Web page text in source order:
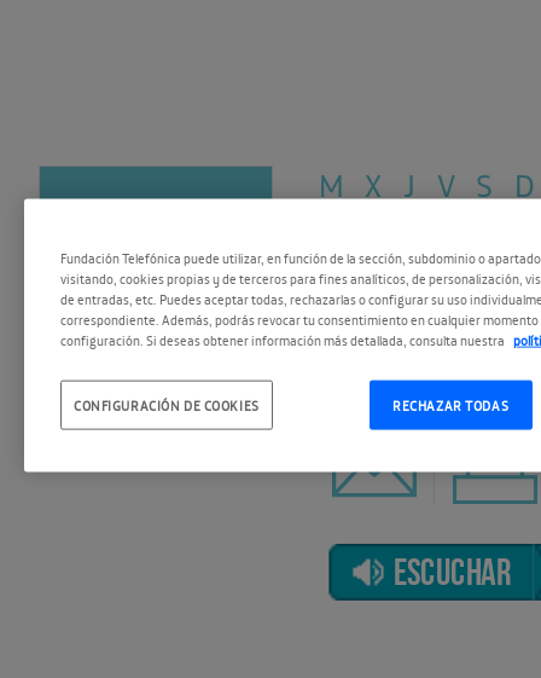
01
DIC 2018
15
DIC 2018
M X J V S
ESCUCHAR
Fundación Telefónica puede utilizar, en función de la sección, subdominio o
visitando, cookies propias y de terceros para fines analíticos, de personalización,
de entradas, etc. Puedes aceptar todas, rechazarlas o configurar su uso
correspondiente. Además, podrás revocar tu consentimiento en cualquier momento
configuración. Si deseas obtener información más detallada, consulta nuestra
RECHAZAR TODAS
CONFIGURACIÓN DE COOKIES